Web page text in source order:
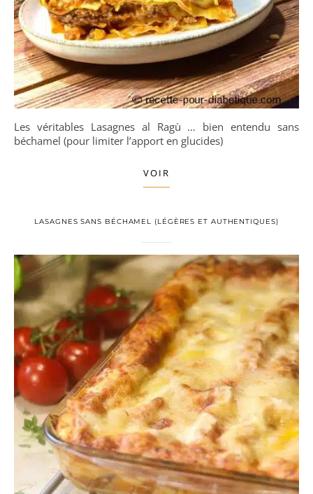
Les véritables Lasagnes al Ragù … bien entendu sans
béchamel (pour limiter l’apport en glucides)
VOIR
LASAGNES SANS BÉCHAMEL (LÉGÈRES ET AUTHENTIQUES)